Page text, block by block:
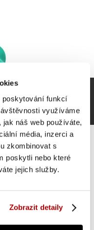
poskytování funkcí
využíváme
náš web používáte,
média, inzerci a
zkombinovat s
poskytli nebo které
jejich služby.
Zobrazit detaily
2 x 1 kg, zelené
Do košíku